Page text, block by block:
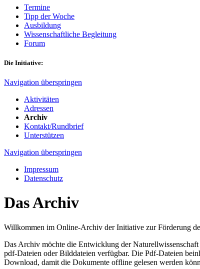
Termine
Tipp der Woche
Ausbildung
Wissenschaftliche Begleitung
Forum
Die Initiative:
Navigation überspringen
Aktivitäten
Adressen
Archiv
Kontakt/Rundbrief
Unterstützen
Navigation überspringen
Impressum
Datenschutz
Das Archiv
Willkommen im Online-Archiv der Initiative zur Förderung
Das Archiv möchte die Entwicklung der
pdf-Dateien oder Bilddateien verfügbar. Die Pdf-Dateien
Download, damit die Dokumente offline gelesen werden